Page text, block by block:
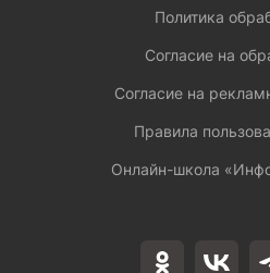
Политика
Согласие на
Согласие на
Правила
Онлайн-школа